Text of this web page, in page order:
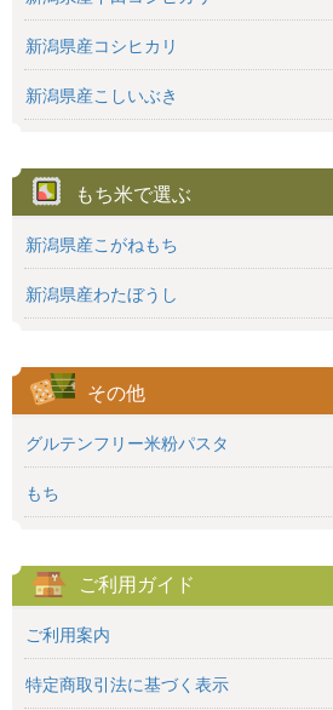
新潟県産コシヒカリ
新潟県産こしいぶき
もち米で選ぶ
新潟県産こがねもち
新潟県産わたぼうし
その他
グルテンフリー米粉パスタ
もち
ご利用ガイド
ご利用案内
特定商取引法に基づく表示